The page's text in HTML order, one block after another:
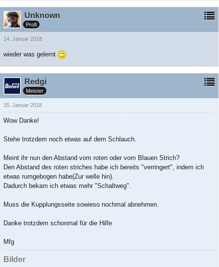
Unknown
Profi
14. Januar 2018
wieder was gelernt
Redgi
Meister
15. Januar 2018
Wow Danke!
Stehe trotzdem noch etwas auf dem Schlauch.
Meint ihr nun den Abstand vom roten oder vom Blauen Strich?
Den Abstand des roten striches habe ich bereits "verringert", indem ich
etwas rumgebogen habe(Zur welle hin).
Dadurch bekam ich etwas mehr "Schaltweg".
Muss die Kupplungsseite sowieso nochmal abnehmen.
Danke trotzdem schonmal für die Hilfe
Mfg
Bilder